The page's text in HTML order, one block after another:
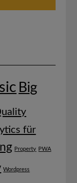
Big
für
Property PWA
Wordpress